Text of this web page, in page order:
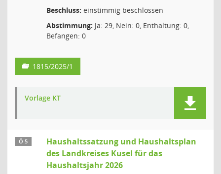
Beschluss: einstimmig beschlossen
Abstimmung: Ja: 29, Nein: 0, Enthaltung: 0,
Befangen: 0
1815/2025/1
Vorlage KT
Ö 5
Haushaltssatzung und Haushaltsplan
des Landkreises Kusel für das
Haushaltsjahr 2026